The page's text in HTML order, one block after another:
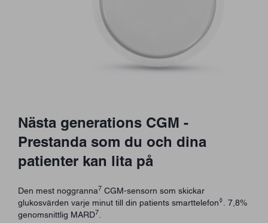
Nästa generations CGM -
Prestanda som du och dina
patienter kan lita på
Den mest noggranna7 CGM-sensorn som skickar
glukosvärden varje minut till din patients smarttelefon◊. 7,8%
genomsnittlig MARD7.